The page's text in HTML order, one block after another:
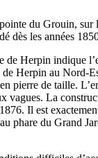
du Grouin,
dès les années
de Herpin indique
de Herpin au Nord-
pierre de taille.
vagues. La
Il est
phare du Grand